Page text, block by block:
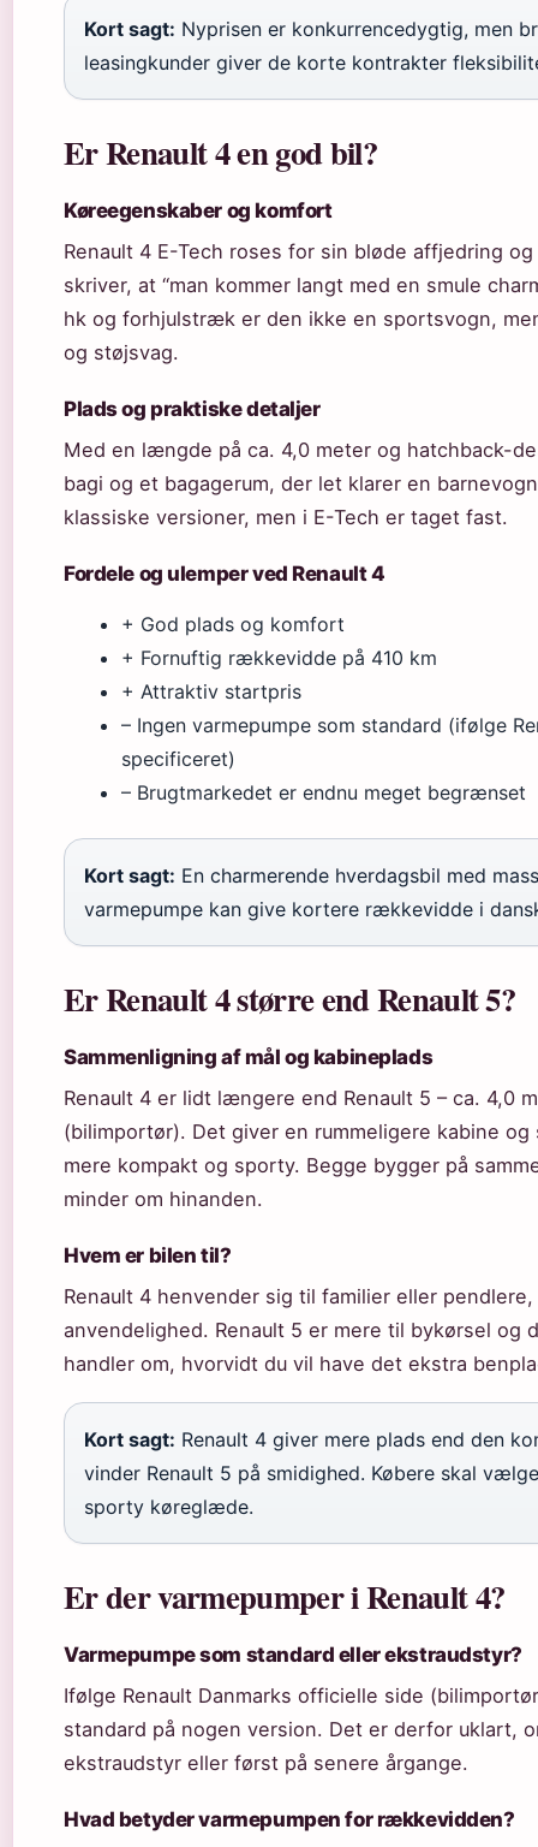
Kort sagt: Nyprisen er konkurrencedygtig, men
leasingkunder giver de korte kontrakter
Er Renault 4 en god bil?
Køreegenskaber og komfort
Renault 4 E-Tech roses for sin bløde affjedring
skriver, at “man kommer langt med en smule
hk og forhjulstræk er den ikke en sportsvogn,
og støjsvag.
Plads og praktiske detaljer
Med en længde på ca. 4,0 meter og hatchback-
bagi og et bagagerum, der let klarer en
klassiske versioner, men i E-Tech er taget fast.
Fordele og ulemper ved Renault 4
+ God plads og komfort
+ Fornuftig rækkevidde på 410 km
+ Attraktiv startpris
– Ingen varmepumpe som standard (ifølge
specificeret)
– Brugtmarkedet er endnu meget begrænset
Kort sagt: En charmerende hverdagsbil med
varmepumpe kan give kortere rækkevidde i
Er Renault 4 større end Renault 5?
Sammenligning af mål og kabineplads
Renault 4 er lidt længere end Renault 5 – ca. 4,0
(bilimportør). Det giver en rummeligere kabine
mere kompakt og sporty. Begge bygger på
minder om hinanden.
Hvem er bilen til?
Renault 4 henvender sig til familier eller
anvendelighed. Renault 5 er mere til bykørsel og
handler om, hvorvidt du vil have det ekstra
Kort sagt: Renault 4 giver mere plads end den
vinder Renault 5 på smidighed. Købere skal
sporty køreglæde.
Er der varmepumper i Renault 4?
Varmepumpe som standard eller ekstraudstyr?
Ifølge Renault Danmarks officielle side
standard på nogen version. Det er derfor uklart,
ekstraudstyr eller først på senere årgange.
Hvad betyder varmepumpen for rækkevidden?